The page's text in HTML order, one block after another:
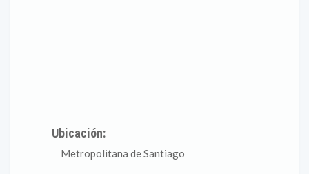
Ubicación:
Metropolitana de Santiago